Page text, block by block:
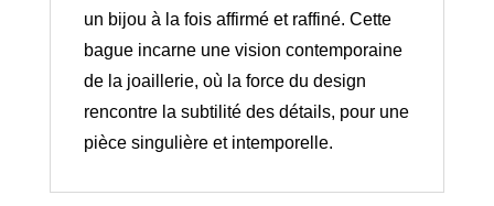
un bijou à la fois affirmé et raffiné. Cette
bague incarne une vision contemporaine
de la joaillerie, où la force du design
rencontre la subtilité des détails, pour une
pièce singulière et intemporelle.